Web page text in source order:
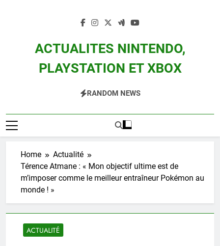
ACTUALITES NINTENDO,
PLAYSTATION ET XBOX
Zelda, Splatoon, Pokemon Entre Autres
RANDOM NEWS
Home
Actualité
Térence Atmane : « Mon objectif ultime est de
m’imposer comme le meilleur entraîneur Pokémon au
monde ! »
ACTUALITÉ